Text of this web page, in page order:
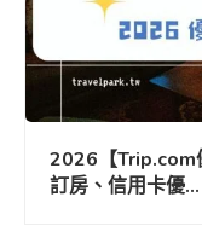
2026【Trip.com
訂房、信用卡優...